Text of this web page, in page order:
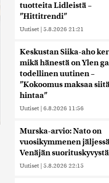
tuotteita Lidleistä –
”Hittitrendi”
Uutiset | 5.8.2026 21:21
Keskustan Siika-aho
mikä hänestä on Ylen
todellinen uutinen –
”Kokoomus maksaa
hintaa”
Uutiset | 6.8.2026 11:56
Murska-arvio: Nato on
vuosikymmenen
Venäjän suorituskyvystä
Uutiset | 5.8.2026 22:15